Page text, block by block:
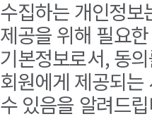
수집하는 개인정보
제공을 위해 필요
기본정보로서, 동
회원에게 제공되
수 있음을 알려드